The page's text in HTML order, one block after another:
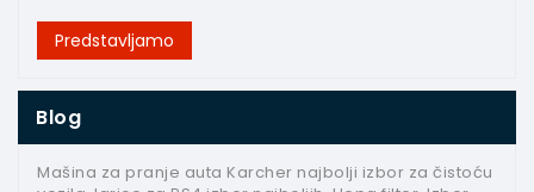
Predstavljamo
Blog
Mašina za pranje auta Karcher najbolji izbor za čistoću